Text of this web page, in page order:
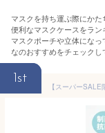
マスクを持ち運ぶ際にか
便利なマスクケースをラ
マスクポーチや立体にな
なのおすすめをチェックし
1st